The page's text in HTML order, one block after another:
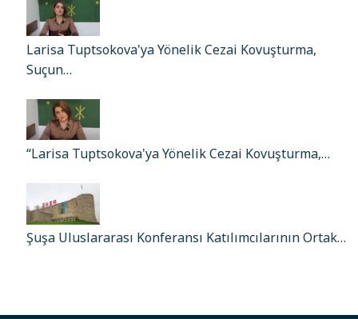
Larisa Tuptsokova'ya Yönelik Cezai Kovuşturma,
Suçun…
“Larisa Tuptsokova'ya Yönelik Cezai Kovuşturma,…
Şuşa Uluslararası Konferansı Katılımcılarının Ortak…